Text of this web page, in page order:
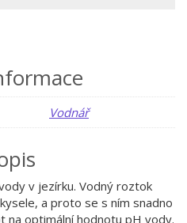
Vodnář
v jezírku. Vodný roztok
a proto se s ním snadno
na optimální hodnotu pH vody.